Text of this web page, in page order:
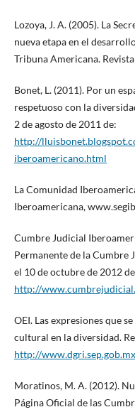
Lozoya, J. A. (2005). La
nueva etapa en el
Tribuna Americana.
Bonet, L. (2011). Por un
respetuoso con la
2 de agosto de 2011 de:
http://
iberoamericano.html
La Comunidad
Iberoamericana,
Cumbre Judicial
Permanente de la Cumbre
el 10 de octubre de 2012 de
http://
OEI. Las expresiones que
cultural en la diversidad.
http://
Moratinos, M. A. (2012).
Página Oficial de las